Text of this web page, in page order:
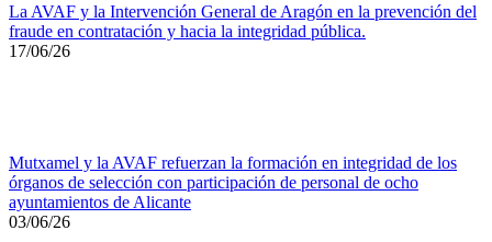
La AVAF y la Intervención General de Aragón en la prevención del
fraude en contratación y hacia la integridad pública.
17/06/26
Mutxamel y la AVAF refuerzan la formación en integridad de los
órganos de selección con participación de personal de ocho
ayuntamientos de Alicante
03/06/26